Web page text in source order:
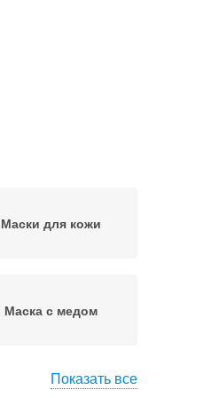
Маски для кожи
Маска с медом
Маска в домашних
Показать все